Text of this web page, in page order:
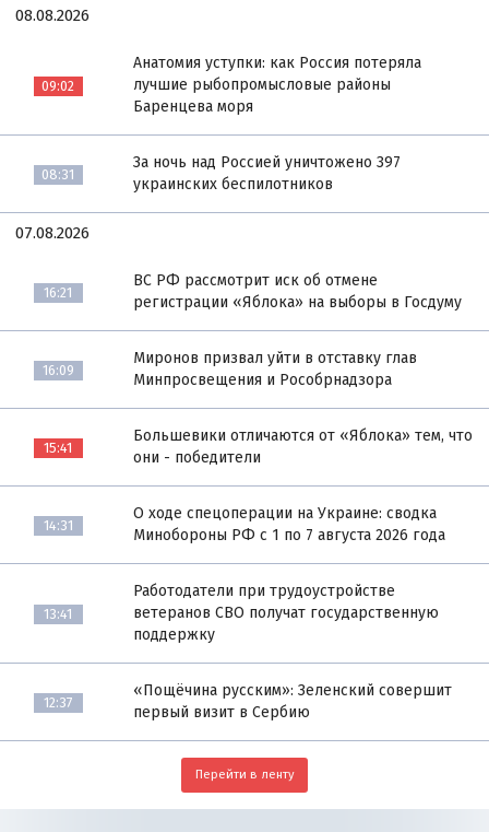
08.08.2026
09:02
Анатомия уступки: как Россия потеряла
лучшие рыбопромысловые районы
Баренцева моря
08:31
За ночь над Россией уничтожено 397
украинских беспилотников
07.08.2026
16:21
ВС РФ рассмотрит иск об отмене
регистрации «Яблока» на выборы в Госдуму
16:09
Миронов призвал уйти в отставку глав
Минпросвещения и Рособрнадзора
15:41
Большевики отличаются от «Яблока» тем, что
они - победители
14:31
О ходе спецоперации на Украине: сводка
Минобороны РФ с 1 по 7 августа 2026 года
13:41
Работодатели при трудоустройстве
ветеранов СВО получат государственную
поддержку
12:37
«Пощёчина русским»: Зеленский совершит
первый визит в Сербию
Перейти в ленту